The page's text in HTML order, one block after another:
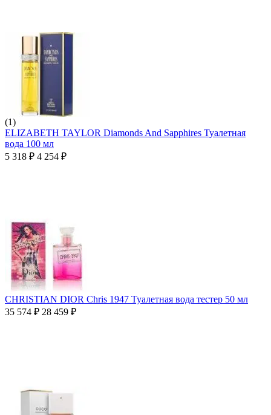
(1)
ELIZABETH TAYLOR Diamonds And Sapphires Туалетная
вода 100 мл
5 318 ₽ 4 254 ₽
CHRISTIAN DIOR Chris 1947 Туалетная вода тестер 50 мл
35 574 ₽ 28 459 ₽